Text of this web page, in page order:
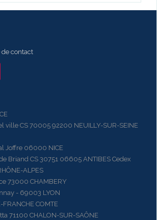
contact
CS 70005 92200 NEUILLY-SUR-SEINE
06000 NICE
CS 30751 06605 ANTIBES Cedex
ALPES
CHAMBERY
- 69003 LYON
FRANCHE COMTE
CHALON-SUR-SAÔNE